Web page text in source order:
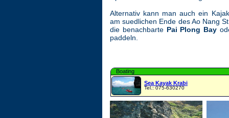
Alternativ kann man auch ein
am suedlichen Ende des Ao Nang
die benachbarte Pai Plong Bay
paddeln.
Boating
Sea Kayak Krabi
Tel.: 075-630270